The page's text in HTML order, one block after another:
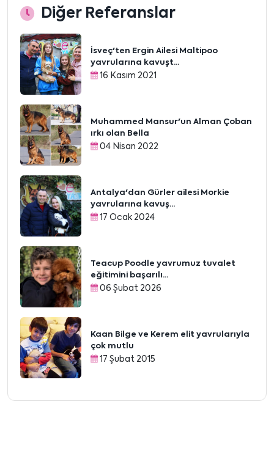
Diğer Referanslar
İsveç'ten Ergin Ailesi Maltipoo
yavrularına kavuşt...
16 Kasım 2021
Muhammed Mansur'un Alman Çoban
ırkı olan Bella
04 Nisan 2022
Antalya'dan Gürler ailesi Morkie
yavrularına kavuş...
17 Ocak 2024
Teacup Poodle yavrumuz tuvalet
eğitimini başarılı...
06 Şubat 2026
Kaan Bilge ve Kerem elit yavrularıyla
çok mutlu
17 Şubat 2015